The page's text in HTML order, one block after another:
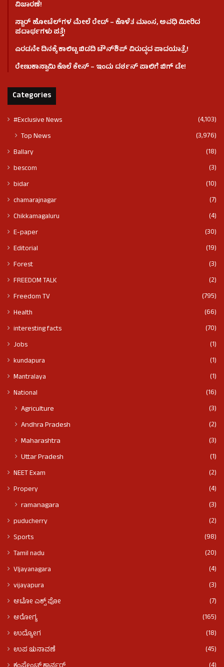
ವಿಚಾರಣೆ!
ಸ್ಟಾರ್ ಹೋಟೆಲ್​​​ಗಳ ಮೇಲೆ ರೇಡ್ – ಕೊಳೆತ ಮಾಂಸ, ಅವಧಿ ಮೀರಿದ
ಪದಾರ್ಥಗಳು ಪತ್ತೆ!
ಎರಡನೇ ದಿನಕ್ಕೆ ಕಾಲಿಟ್ಟ ಬಿಡದಿ ಟೌನ್​ಶಿಪ್ ವಿರುದ್ಧದ ಪಾದಯಾತ್ರೆ!
ರೇಣುಕಾಸ್ವಾಮಿ ಕೊಲೆ‌ ಕೇಸ್​ – ಇಂದು ದರ್ಶನ್ ಪಾಲಿಗೆ ಬಿಗ್ ಡೇ!
Categories
#Exclusive News (4,103)
Top News (3,976)
Ballary
(18)
bescom
(3)
bidar
(10)
chamarajnagar
(7)
Chikkamagaluru
(4)
E-paper
(30)
Editorial
(19)
Forest
(3)
FREEDOM TALK
(2)
Freedom TV
(795)
Health
(66)
interesting facts
(70)
Jobs
(1)
kundapura
(1)
Mantralaya
(1)
National
(16)
Agriculture
(3)
Andhra Pradesh
(2)
Maharashtra
(3)
Uttar Pradesh
(1)
NEET Exam
(2)
Propery
(4)
ramanagara (3)
puducherry
(2)
Sports
(98)
Tamil nadu
(20)
VIjayanagara
(4)
vijayapura
(3)
ಆಟೋ ಎಕ್ಸ್ ಪೋ
(7)
ಆರೋಗ್ಯ
(165)
ಉದ್ಯೋಗ
(18)
ಉಪ ಚುನಾವಣೆ
(45)